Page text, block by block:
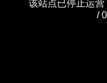
该站点已停止运
/